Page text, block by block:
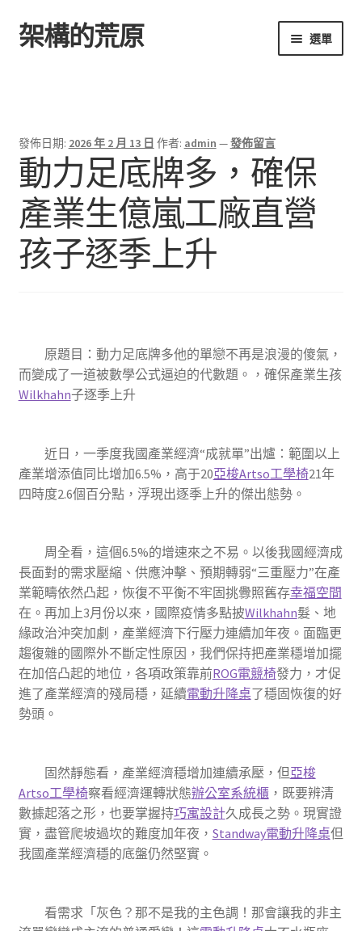
跳
至
跳
至
架構的荒原 選單
發佈日期: 2026 年 2 月 13 日 作者: admin —發佈留言
動力足底牌多，確保
產業生億嵐工廠直營
孩子逐季上升
原題目：動力足底牌多他的單戀不再是浪漫的傻氣，
而變成了一道被數學公式逼迫的代數題。，確保產業生孩
Wilkhahn子逐季上升
近日，一季度我國產業經濟“成就單”出爐：範圍以上
產業增添值同比增加6.5%，高于20亞梭Artso工學椅21年
四時度2.6個百分點，浮現出逐季上升的傑出態勢。
周全看，這個6.5%的增速來之不易。以後我國經濟成
長面對的需求壓縮、供應沖擊、預期轉弱“三重壓力”在產
業範疇依然凸起，恢復不平衡不牢固挑釁照舊存幸福空間
在。再加上3月份以來，國際疫情多點披Wilkhahn髮、地
緣政治沖突加劇，產業經濟下行壓力連續加年夜。面臨更
趨復雜的國際外不斷定性原因，我們保持把產業穩增加擺
在加倍凸起的地位，各項政策靠前ROG電競椅發力，才促
進了產業經濟的殘局穩，延續電動升降桌了穩固恢復的好
勢頭。
固然靜態看，產業經濟穩增加連續承壓，但亞梭
Artso工學椅察看經濟運轉狀態辦公室系統櫃，既要辨清
數據起落之形，也要掌握持巧寓設計久成長之勢。現實證
實，盡管爬坡過坎的難度加年夜， Standway電動升降桌但
我國產業經濟穩的底盤仍然堅實。
看需求「灰色？那不是我的主色調！那會讓我的非主